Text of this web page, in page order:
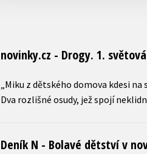
novinky.cz - Drogy. 1.
„Miku z dětského domova kdesi
Dva rozlišné osudy, jež spojí
Deník N - Bolavé dětství v